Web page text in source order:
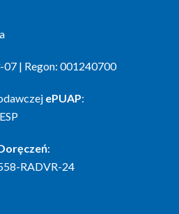
| Regon: 001240700
ePUAP:
:
RADVR-24